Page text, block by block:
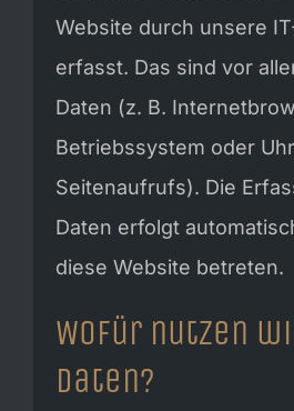
Website durch unsere
erfasst. Das sind vor
Daten (z. B.
Betriebssystem oder
Seitenaufrufs). Die
Daten erfolgt
diese Website betreten.
Wofür nutzen
Daten?